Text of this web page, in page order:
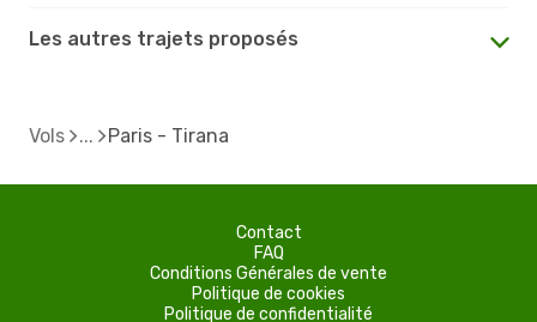
Les autres trajets proposés
Vols Paris - Tirana
Contact
FAQ
Conditions Générales de vente
Politique de cookies
Politique de confidentialité